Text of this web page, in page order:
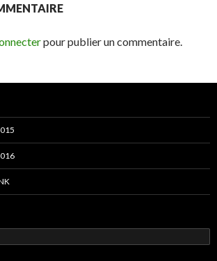
pour publier un commentaire.